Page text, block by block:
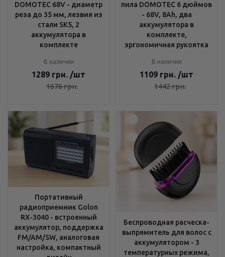
DOMOTEC 68V - диаметр
реза до 35 мм, лезвия из
стали SK5, 2
аккумулятора в
комплекте
В наличии
1289 грн. /шт
1676грн.
пила DOMOTEC 6 дюймов
- 68V, 8Ah, два
аккумулятора в
комплекте,
эргономичная рукоятка
В наличии
1109 грн. /шт
1442грн.
Портативный
радиоприемник Golon
RX-3040 - встроенный
аккумулятор, поддержка
FM/AM/SW, аналоговая
настройка, компактный
Беспроводная расческа-
выпрямитель для волос с
аккумулятором - 3
температурных режима,